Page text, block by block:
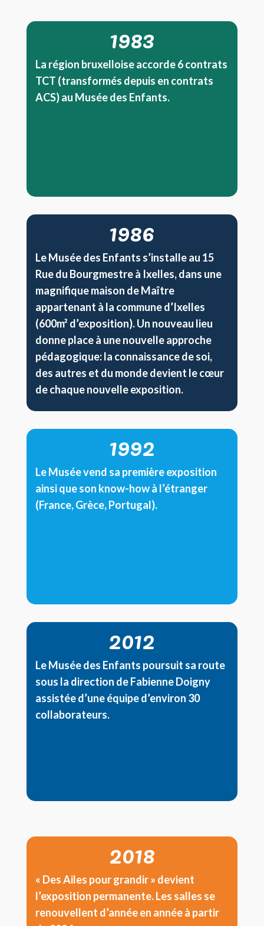
1983
La région bruxelloise accorde 6 contrats
TCT (transformés depuis en contrats
ACS) au Musée des Enfants.
1986
Le Musée des Enfants s’installe au 15
Rue du Bourgmestre à Ixelles, dans une
magnifique maison de Maître
appartenant à la commune d’Ixelles
(600m² d’exposition). Un nouveau lieu
donne place à une nouvelle approche
pédagogique: la connaissance de soi,
des autres et du monde devient le cœur
de chaque nouvelle exposition.
1992
Le Musée vend sa première exposition
ainsi que son know-how à l’étranger
(France, Grèce, Portugal).
2012
Le Musée des Enfants poursuit sa route
sous la direction de Fabienne Doigny
assistée d’une équipe d’environ 30
collaborateurs.
2018
« Des Ailes pour grandir » devient
l’exposition permanente. Les salles se
renouvellent d’année en année à partir